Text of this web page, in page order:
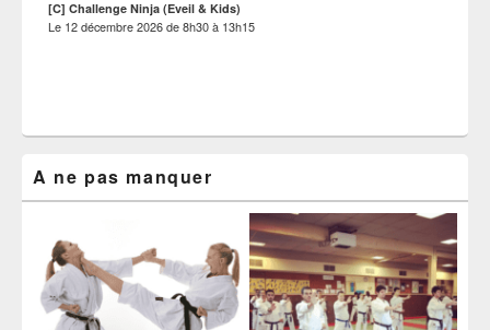
[C] Challenge Ninja (Eveil & Kids)
Le 12 décembre 2026de8h30à 13h15
A ne pas manquer